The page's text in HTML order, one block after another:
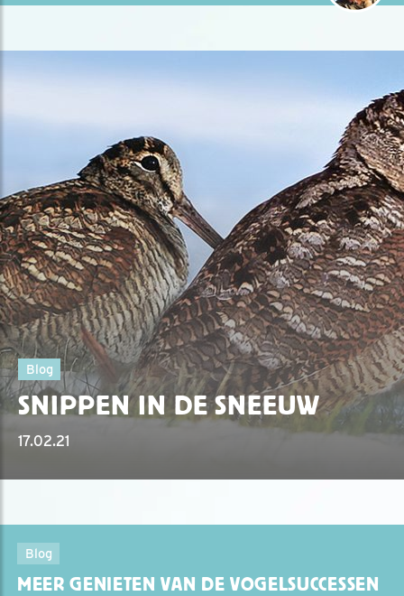
Blog
SNIPPEN IN DE SNEEUW
17.02.21
Blog
MEER GENIETEN VAN DE VOGELSUCCESSEN